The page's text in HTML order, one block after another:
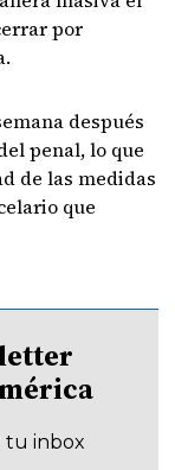
por
después
penal, lo que
de las medidas
que
tu inbox